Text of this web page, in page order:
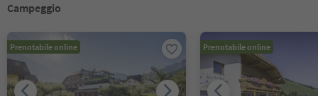
Campeggio
Prenotabile online Prenotabile online